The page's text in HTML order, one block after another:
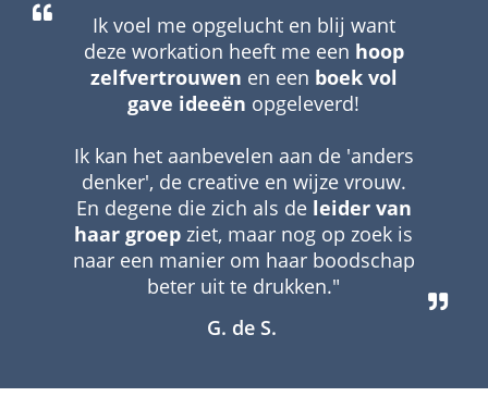
Ik voel me opgelucht en blij want
deze workation heeft me een hoop
zelfvertrouwen en een boek vol
gave ideeën opgeleverd!
Ik kan het aanbevelen aan de 'anders
denker', de creative en wijze vrouw.
En degene die zich als de leider van
haar groep ziet, maar nog op zoek is
naar een manier om haar boodschap
beter uit te drukken."
G. de S.